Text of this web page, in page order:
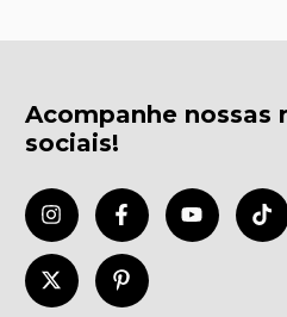
Acompanhe nossas
sociais!